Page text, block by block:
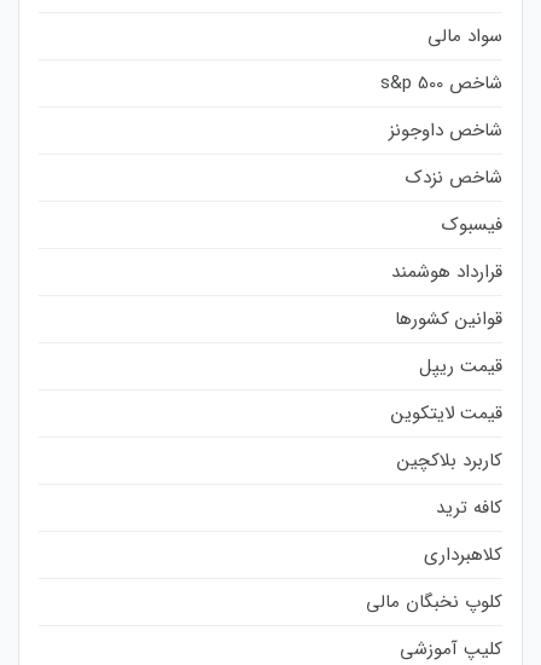
سواد مالی
شاخص s&p 500
شاخص داوجونز
شاخص نزدک
فیسبوک
قرارداد هوشمند
قوانین کشورها
قیمت ریپل
قیمت لایتکوین
کاربرد بلاکچین
کافه ترید
کلاهبرداری
کلوپ نخبگان مالی
کلیپ آموزشی